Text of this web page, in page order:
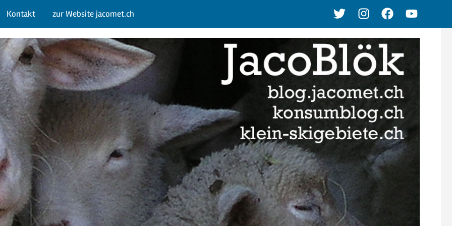
TwitterInstagramFacebookYoutube
Kontakt zur Website jacomet.ch